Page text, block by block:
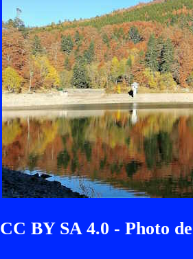
CC BY SA 4.0 - Photo